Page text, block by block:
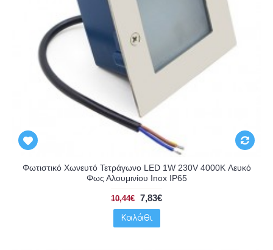
Φωτιστικό Χωνευτό Τετράγωνο LED 1W 230V 4000K Λευκό
Φως Αλουμινίου Inox IP65
10,44€ 7,83€
Καλάθι